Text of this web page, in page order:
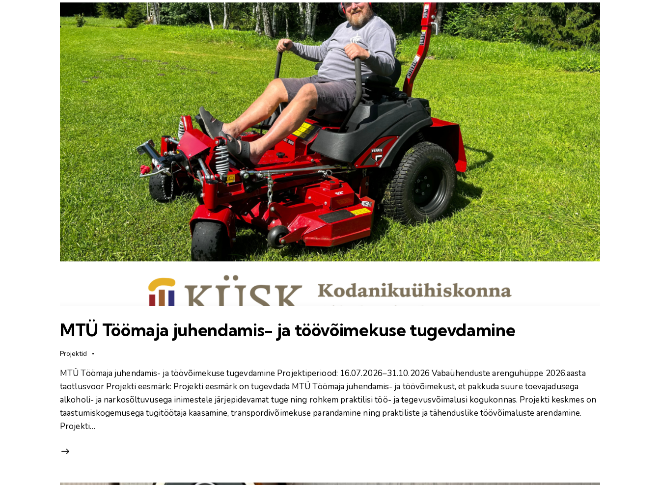
MTÜ Töömaja juhendamis- ja töövõimekuse tugevdamine
Projektid
MTÜ Töömaja juhendamis- ja töövõimekuse tugevdamine Projektiperiood: 16.07.2026–31.10.2026 Vabaühenduste arenguhüppe 2026.aasta
taotlusvoor Projekti eesmärk: Projekti eesmärk on tugevdada MTÜ Töömaja juhendamis- ja töövõimekust, et pakkuda suure toevajadusega
alkoholi- ja narkosõltuvusega inimestele järjepidevamat tuge ning rohkem praktilisi töö- ja tegevusvõimalusi kogukonnas. Projekti keskmes on
taastumiskogemusega tugitöötaja kaasamine, transpordivõimekuse parandamine ning praktiliste ja tähenduslike töövõimaluste arendamine.
Projekti…